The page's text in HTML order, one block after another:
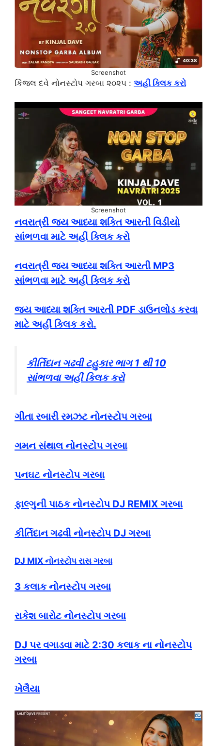
Screenshot
કિંજલ દવે નોનસ્ટોપ ગરબા ૨૦૨૫ : અહીં ક્લિક કરો
Screenshot
નવરાત્રી જય આધ્યા શક્તિ આરતી વિડીયો
સાંભળવા માટે અહીં ક્લિક કરો
નવરાત્રી જય આધ્યા શક્તિ આરતી MP3
સાંભળવા માટે અહીં ક્લિક કરો
જય આધ્યા શક્તિ આરતી PDF ડાઉનલોડ કરવા
માટે અહીં ક્લિક કરો.
કીર્તિદાન ગઢવી ટહુકાર ભાગ 1 થી 10
સાંભળવા અહીં ક્લિક કરો
ગીતા રબારી રમઝટ નોનસ્ટોપ ગરબા
ગમન સંથાલ નોનસ્ટોપ ગરબા
પનઘટ નોનસ્ટોપ ગરબા
ફાલ્ગુની પાઠક નોનસ્ટોપ DJ REMIX ગરબા
કીર્તિદાન ગઢવી નોનસ્ટોપ DJ ગરબા
DJ MIX નોનસ્ટોપ રાસ ગરબા
3 કલાક નોનસ્ટોપ ગરબા
રાકેશ બારોટ નોનસ્ટોપ ગરબા
DJ પર વગાડવા માટે 2:30 કલાક ના નોનસ્ટોપ
ગરબા
ખેલૈયા